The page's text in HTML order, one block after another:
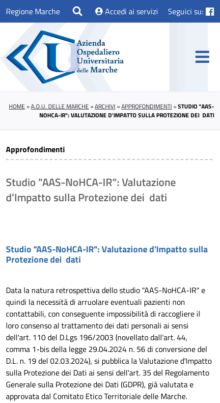
Regione Marche Accedi ai servizi Seguici su:
HOME »A.O.U. DELLE MARCHE »ARCHIVI »APPROFONDIMENTI »STUDIO "AAS-
NOHCA-IR": VALUTAZIONE D'IMPATTO SULLA PROTEZIONE DEI DATI
Approfondimenti
Studio "AAS-NoHCA-IR": Valutazione
d'Impatto sulla Protezione dei dati
Studio "AAS-NoHCA-IR": Valutazione d'Impatto sulla
Protezione dei dati
Data la natura retrospettiva dello studio "AAS-NoHCA-IR" e
quindi la necessità di arruolare eventuali pazienti non
contattabili, con conseguente impossibilità di raccogliere il
loro consenso al trattamento dei dati personali ai sensi
dell'art. 110 del D.Lgs 196/2003 (novellato dall'art. 44,
comma 1-bis della legge 29.04.2024 n. 56 di conversione del
D.L. n. 19 del 02.03.2024), si pubblica la Valutazione d'Impatto
sulla Protezione dei Dati ai sensi dell'art. 35 del Regolamento
Generale sulla Protezione dei Dati (GDPR), già valutata e
approvata dal Comitato Etico Territoriale delle Marche.